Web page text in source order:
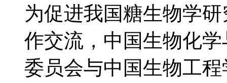
为促进我国糖生物学
作交流，中国生物化
委员会与中国生物工